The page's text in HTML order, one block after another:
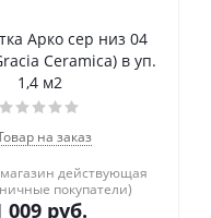
Арко сер низ 04
Ceramica) в уп.
1,4 м2
на заказ
действующая
покупатели)
009 руб.